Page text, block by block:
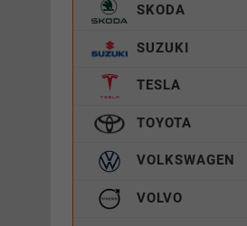
SKODA
SUZUKI
TESLA
TOYOTA
VOLKSWAGEN
VOLVO